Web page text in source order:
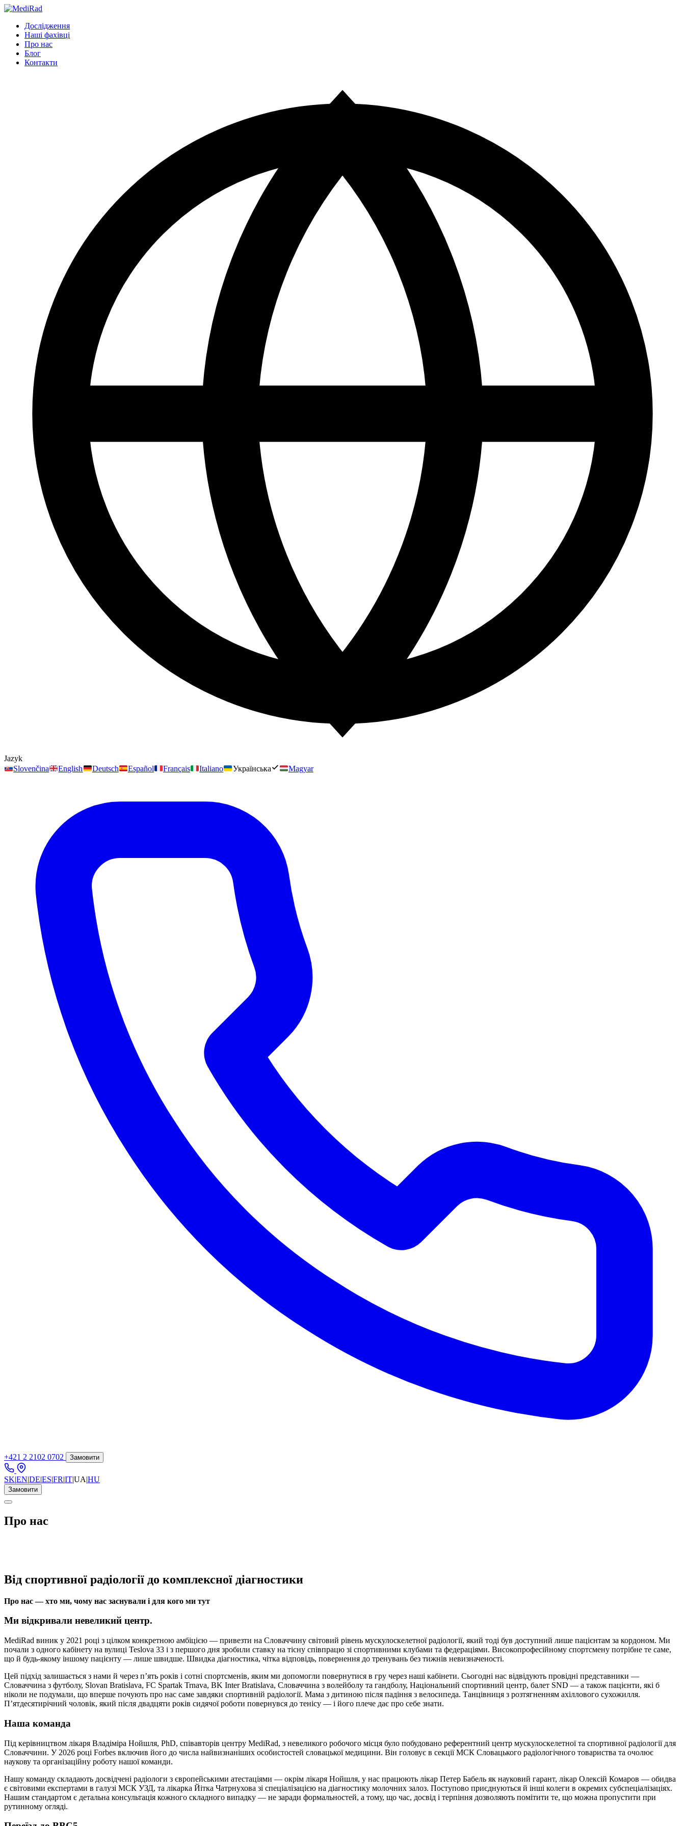
Пропустити
змістуДослідження
Наші фахівці
Про нас
Блог
Контакти
Jazyk
Slovenčina
English Deutsch Español Français Italiano Українська Magyar
+421 2 2102 0702 Замовити
SK|EN|DE|ES|FR|IT|UA|HU
Замовити
Про нас
Від спортивної радіології до комплексної діагностики
Про нас — хто ми, чому нас заснували і для кого ми тут
Ми відкривали невеликий центр.
MediRad виник у 2021 році з цілком конкретною амбіцією — привезти на Словаччину світовий рівень мускулоскелетної радіології, який тоді був доступний лише пацієнтам за кордоном. Ми
почали з одного кабінету на вулиці Teslova 33 і з першого дня зробили ставку на тісну співпрацю зі спортивними клубами та федераціями. Високопрофесійному спортсмену потрібне те саме,
що й будь-якому іншому пацієнту — лише швидше. Швидка діагностика, чітка відповідь, повернення до тренувань без тижнів невизначеності.
Цей підхід залишається з нами й через п’ять років і сотні спортсменів, яким ми допомогли повернутися в гру через наші кабінети. Сьогодні нас відвідують провідні представники —
Словаччина з футболу, Slovan Bratislava, FC Spartak Trnava, BK Inter Bratislava, Словаччина з волейболу та гандболу, Національний спортивний центр, балет SND — а також пацієнти, які б
ніколи не подумали, що вперше почують про нас саме завдяки спортивній радіології. Мама з дитиною після падіння з велосипеда. Танцівниця з розтягненням ахіллового сухожилля.
П’ятдесятирічний чоловік, який після двадцяти років сидячої роботи повернувся до тенісу — і його плече дає про себе знати.
Наша команда
Під керівництвом лікаря Владіміра Нойшля, PhD, співавторів центру MediRad, з невеликого робочого місця було побудовано референтний центр мускулоскелетної та спортивної радіології для
Словаччини. У 2026 році Forbes включив його до числа найвизнаніших особистостей словацької медицини. Він головує в секції МСК Словацького радіологічного товариства та очолює
наукову та організаційну роботу нашої команди.
Нашу команду складають досвідчені радіологи з європейськими атестаціями — окрім лікаря Нойшля, у нас працюють лікар Петер Бабель як науковий гарант, лікар Олексій Комаров — обидва
є світовими експертами в галузі МСК УЗД, та лікарка Йітка Чатрнухова зі спеціалізацією на діагностику молочних залоз. Поступово приєднуються й інші колеги в окремих субспеціалізаціях.
Нашим стандартом є детальна консультація кожного складного випадку — не заради формальностей, а тому, що час, досвід і терпіння дозволяють помітити те, що можна пропустити при
рутинному огляді.